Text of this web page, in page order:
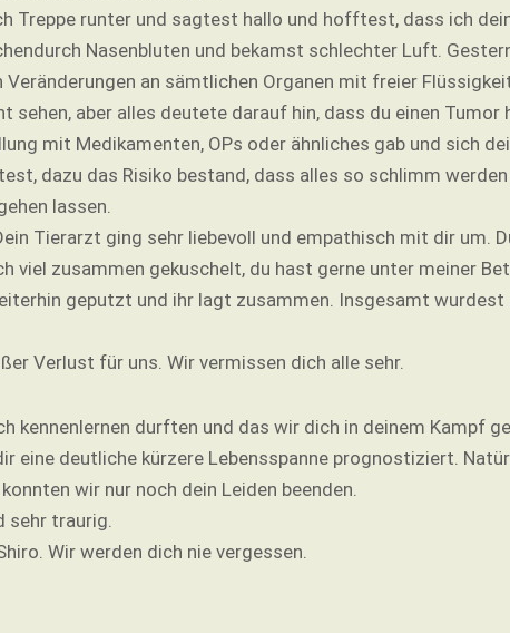
Treppe runter und sagtest hallo und hofftest, dass ich
Nasenbluten und bekamst schlechter Luft.
an sämtlichen Organen mit freier
sehen, aber alles deutete darauf hin, dass du einen
mit Medikamenten, OPs oder ähnliches gab und sich
dazu das Risiko bestand, dass alles so schlimm
lassen.
Tierarzt ging sehr liebevoll und empathisch mit dir um.
viel zusammen gekuschelt, du hast gerne unter meiner
geputzt und ihr lagt zusammen. Insgesamt
Verlust für uns. Wir vermissen dich alle sehr.
kennenlernen durften und das wir dich in deinem Kampf
eine deutliche kürzere Lebensspanne prognostiziert.
wir nur noch dein Leiden beenden.
sehr traurig.
Wir werden dich nie vergessen.